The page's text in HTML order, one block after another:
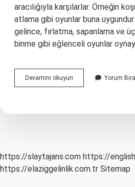
aracılığıyla karşılarlar. Örneğin
atlama gibi oyunlar buna
gelince, fırlatma, sapanlama ve
binme gibi eğlenceli oyunlar
Devamını okuyun
Yaş
Yorum
https://slaytajans.com https://
https://elaziggelinlik.com.tr Sitemap